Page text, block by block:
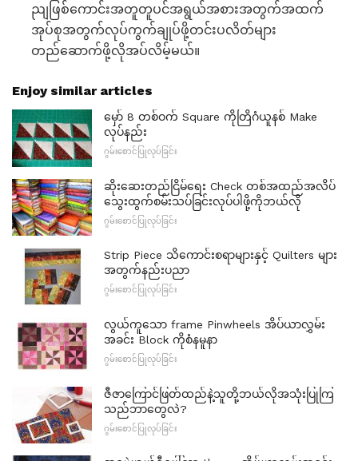
ညျဖြစ်ကောင်းအတူတူပင်အရွယ်အစားအတွက်အထက်
အုပ်စုအတွက်လုပ်ကွက်ချုပ်ဖို့တင်းပလိတ်များ
တည်ဆောက်ဖို့လိုအပ်လိမ့်မယ်။
Enjoy similar articles
မှော် 8 တစ်ဝက် Square ကိုတြိဂံယူနစ် Make
လုပ်နည်း
ဂွမ်းစောင်ပြုလုပ်ခြင်း
ဆိုးဆေးတည်ငြိမ်ရေး Check တစ်အထည်အလိပ်
သွေးထွက်စမ်းသပ်ခြင်းလုပ်ပါဖို့ကိုဘယ်လို
ဂွမ်းစောင်ပြုလုပ်ခြင်း
Strip Piece သိကောင်းစရာများနှင့် Quilters များ
အတွက်နည်းပညာ
ဂွမ်းစောင်ပြုလုပ်ခြင်း
လွယ်ကူသော frame Pinwheels အိပ်ယာလွှမ်း
အခင်း Block ကိုစံနမူနာ
ဂွမ်းစောင်ပြုလုပ်ခြင်း
ဇီဇာကြောင်ဖြတ်ထည်နဲ့သူတို့ဘယ်လိုအသုံးပြုကြ
သည်ဘာတွေလဲ?
ဂွမ်းစောင်ပြုလုပ်ခြင်း